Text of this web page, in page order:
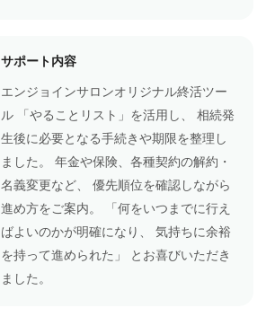
サポート内容
エンジョインサロンオリジナル終活ツー
ル 「やることリスト」を活用し、 相続発
生後に必要となる手続きや期限を整理し
ました。 年金や保険、各種契約の解約・
名義変更など、 優先順位を確認しながら
進め方をご案内。 「何をいつまでに行え
ばよいのかが明確になり、 気持ちに余裕
を持って進められた」 とお喜びいただき
ました。